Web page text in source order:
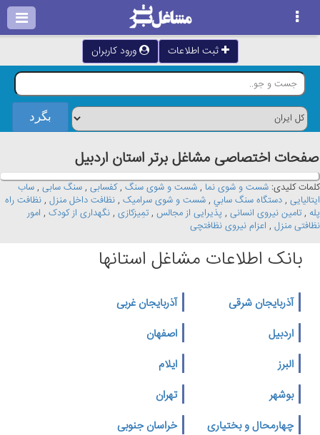
ثبت اطلاعات ورود کاربران
صفحات اختصاصی مشاغل برتر استان اردبيل
کلمات کلیدی: شست و شوی نما , شست و شوی سنگ ,کفسابی , سنگ سابی , ساب
ایتالیایی , دستگاه سنگ سابي , شست و شوی سرامیک , نظافت داخل منزل , نظافت راه
پله , تامین نیروی انسانی , پذیرایی از مجالس , تمِيزکازی , نگهداری از کودک , امور
نظافتی منزل , اعزام نیروی نظافتچی
بانک اطلاعات مشاغل استانها
آذربایجان شرقی
آذربایجان غربی
اردبیل
اصفهان
البرز
ایلام
بوشهر
تهران
چهارمحال و بختیاری
خراسان جنوبی